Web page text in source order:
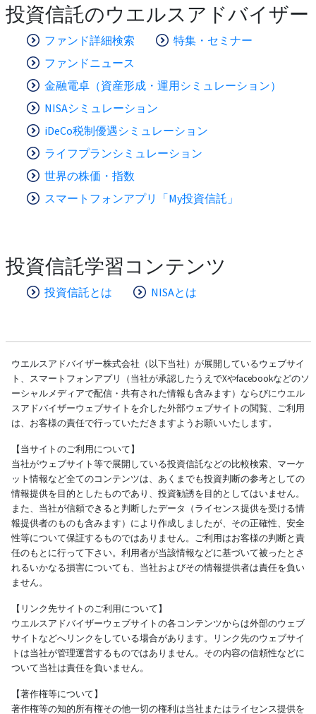
投資信託のウエルスアドバイザー
ファンド詳細検索
特集・セミナー
ファンドニュース
金融電卓（資産形成・運用シミュレーション）
NISAシミュレーション
iDeCo税制優遇シミュレーション
ライフプランシミュレーション
世界の株価・指数
スマートフォンアプリ「My投資信託」
投資信託学習コンテンツ
投資信託とは NISAとは
ウエルスアドバイザー株式会社（以下当社）が展開しているウェブサイ
ト、スマートフォンアプリ（当社が承認したうえでXやfacebookなどのソ
ーシャルメディアで配信・共有された情報も含みます）ならびにウエル
スアドバイザーウェブサイトを介した外部ウェブサイトの閲覧、ご利用
は、お客様の責任で行っていただきますようお願いいたします。
【当サイトのご利用について】
当社がウェブサイト等で展開している投資信託などの比較検索、マーケ
ット情報など全てのコンテンツは、あくまでも投資判断の参考としての
情報提供を目的としたものであり、投資勧誘を目的としてはいません。
また、当社が信頼できると判断したデータ（ライセンス提供を受ける情
報提供者のものも含みます）により作成しましたが、その正確性、安全
性等について保証するものではありません。ご利用はお客様の判断と責
任のもとに行って下さい。利用者が当該情報などに基づいて被ったとさ
れるいかなる損害についても、当社およびその情報提供者は責任を負い
ません。
【リンク先サイトのご利用について】
ウエルスアドバイザーウェブサイトの各コンテンツからは外部のウェブ
サイトなどへリンクをしている場合があります。リンク先のウェブサイ
トは当社が管理運営するものではありません。その内容の信頼性などに
ついて当社は責任を負いません。
【著作権等について】
著作権等の知的所有権その他一切の権利は当社またはライセンス提供を